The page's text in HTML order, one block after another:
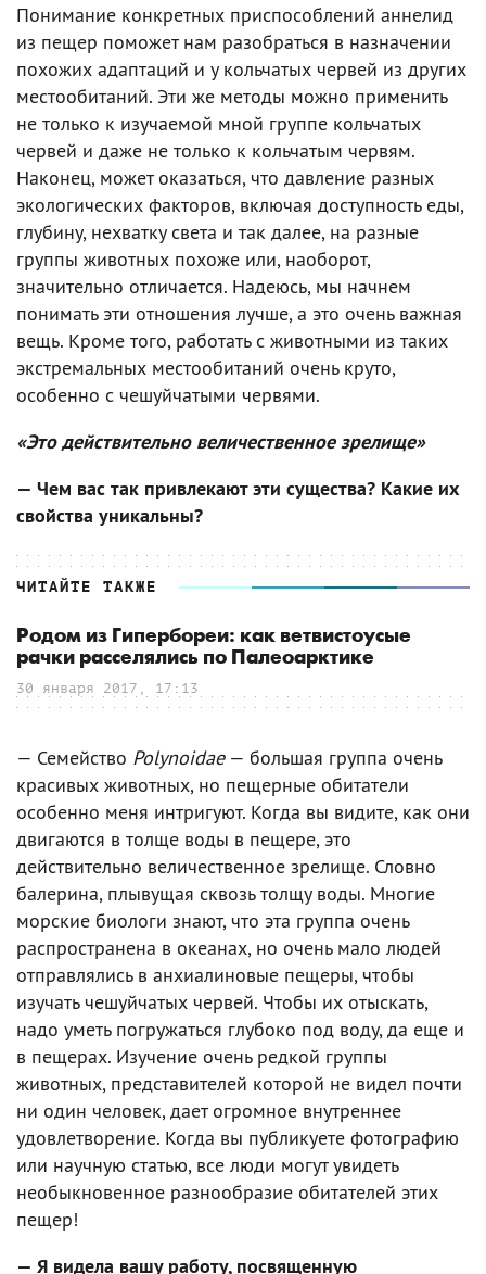
Понимание конкретных приспособлений аннелид
из пещер поможет нам разобраться в назначении
похожих адаптаций и у кольчатых червей из других
местообитаний. Эти же методы можно применить
не только к изучаемой мной группе кольчатых
червей и даже не только к кольчатым червям.
Наконец, может оказаться, что давление разных
экологических факторов, включая доступность еды,
глубину, нехватку света и так далее, на разные
группы животных похоже или, наоборот,
значительно отличается. Надеюсь, мы начнем
понимать эти отношения лучше, а это очень важная
вещь. Кроме того, работать с животными из таких
экстремальных местообитаний очень круто,
особенно с чешуйчатыми червями.
«Это действительно величественное зрелище»
— Чем вас так привлекают эти существа? Какие их
свойства уникальны?
ЧИТАЙТЕ ТАКЖЕ
Родом из Гипербореи: как ветвистоусые
рачки расселялись по Палеоарктике
30 января 2017, 17:13
— Семейство Polynoidae— большая группа очень
красивых животных, но пещерные обитатели
особенно меня интригуют. Когда вы видите, как они
двигаются в толще воды в пещере, это
действительно величественное зрелище. Словно
балерина, плывущая сквозь толщу воды. Многие
морские биологи знают, что эта группа очень
распространена в океанах, но очень мало людей
отправлялись в анхиалиновые пещеры, чтобы
изучать чешуйчатых червей. Чтобы их отыскать,
надо уметь погружаться глубоко под воду, да еще и
в пещерах. Изучение очень редкой группы
животных, представителей которой не видел почти
ни один человек, дает огромное внутреннее
удовлетворение. Когда вы публикуете фотографию
или научную статью, все люди могут увидеть
необыкновенное разнообразие обитателей этих
пещер!
— Я видела вашу работу, посвященную